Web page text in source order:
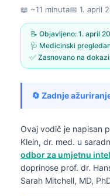
📖 ~11 minuta📅 1. april
📝 Objavljeno: 1. april
🩺 Medicinski
✅ Zasnovano na
🔄 Zadnje
Ovaj vodič je napisan
Klein, dr. med. u
odbor za umjetnu
doprinose prof. dr.
Sarah Mitchell, MD,